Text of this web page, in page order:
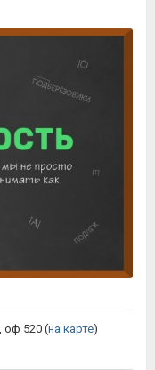
оф 520 (на карте)